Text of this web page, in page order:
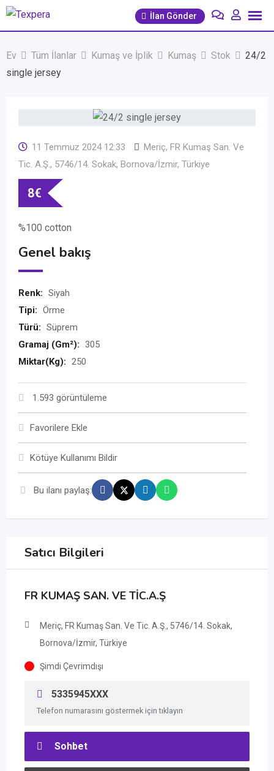
İçeriğe
İlan Gönder
Ev Tüm İlanlar Kumaş ve İplik Kumaş Stok
24/2
single jersey
11 Temmuz 2024 12:33
Meriç, FR Kumaş San. Ve
Tic. A.Ş., 5746/14. Sokak, Bornova/İzmir, Türkiye
8€
%100 cotton
Genel bakış
Renk: Siyah
Tipi: Örme
Türü: Süprem
Gramaj (Gm²): 305
Miktar(Kg): 250
1.593 görüntüleme
Favorilere Ekle
Kötüye Kullanımı Bildir
Bu ilanı paylaş:
Satıcı Bilgileri
FR KUMAŞ SAN. VE TİC.A.Ş
Meriç, FR Kumaş San. Ve Tic. A.Ş., 5746/14. Sokak,
Bornova/İzmir, Türkiye
Şimdi Çevrimdışı
5335945XXX
Telefon numarasını göstermek için tıklayın
Sohbet